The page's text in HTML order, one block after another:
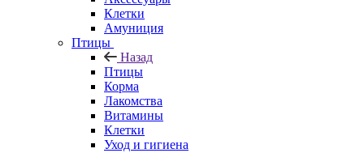
Клетки
Амуниция
Птицы
Назад
Птицы
Корма
Лакомства
Витамины
Клетки
Уход и гигиена